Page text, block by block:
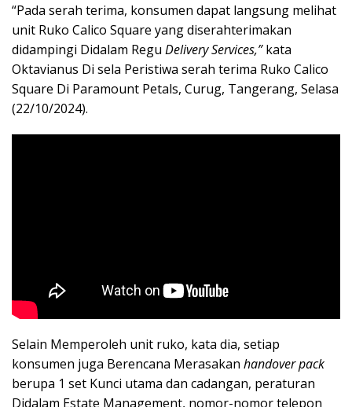
“Pada serah terima, konsumen dapat langsung melihat
unit Ruko Calico Square yang diserahterimakan
didampingi Didalam Regu Delivery Services,”kata
Oktavianus Di sela Peristiwa serah terima Ruko Calico
Square Di Paramount Petals, Curug, Tangerang, Selasa
(22/10/2024).
Selain Memperoleh unit ruko, kata dia, setiap
konsumen juga Berencana Merasakan handover pack
berupa 1 set Kunci utama dan cadangan, peraturan
Didalam Estate Management, nomor-nomor telepon